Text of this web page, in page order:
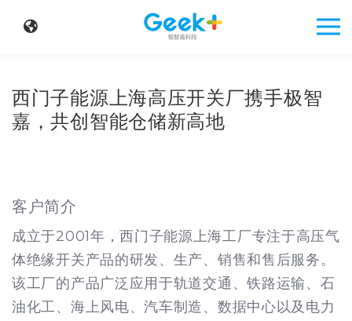
西门子能源上海高压开关厂携手极智
嘉，共创智能仓储新高地
客户简介
成立于2001年，西门子能源上海工厂专注于高压气
体绝缘开关产品的研发、生产、销售和售后服务。
该工厂的产品广泛应用于轨道交通、铁路运输、石
油化工、海上风电、汽车制造、数据中心以及电力